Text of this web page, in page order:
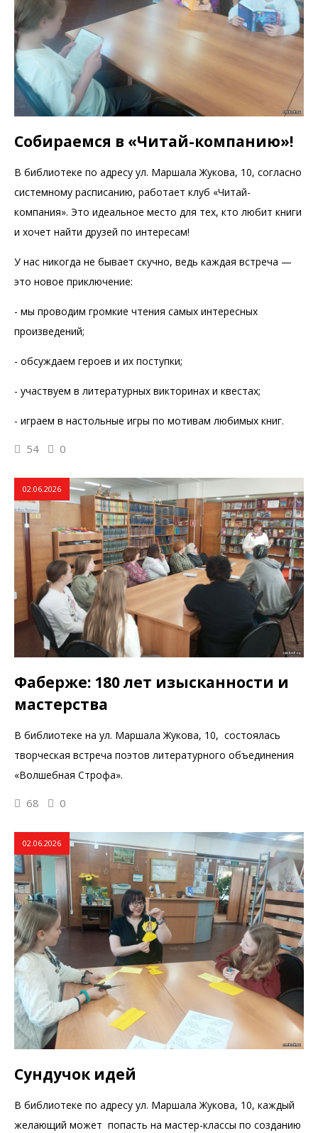
Собираемся в «Читай-компанию»!
В библиотеке по адресу ул. Маршала Жукова, 10, согласно
системному расписанию, работает клуб «Читай-
компания». Это идеальное место для тех, кто любит книги
и хочет найти друзей по интересам!
У нас никогда не бывает скучно, ведь каждая встреча —
это новое приключение:
- мы проводим громкие чтения самых интересных
произведений;
- обсуждаем героев и их поступки;
- участвуем в литературных викторинах и квестах;
- играем в настольные игры по мотивам любимых книг.
54 0
02.06.2026
Фаберже: 180 лет изысканности и
мастерства
В библиотеке на ул. Маршала Жукова, 10, состоялась
творческая встреча поэтов литературного объединения
«Волшебная Строфа».
68 0
02.06.2026
Сундучок идей
В библиотеке по адресу ул. Маршала Жукова, 10, каждый
желающий может попасть на мастер-классы по созданию